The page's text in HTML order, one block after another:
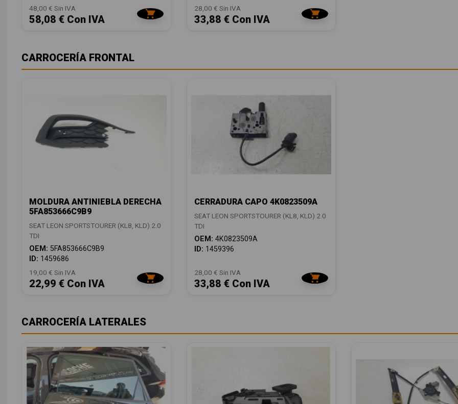
48,00 € Sin IVA
58,08 € Con IVA
28,00 € Sin IVA
33,88 € Con IVA
CARROCERÍA FRONTAL
MOLDURA ANTINIEBLA DERECHA
5FA853666C9B9
SEAT LEON SPORTSTOURER (KL8, KLD) 2.0
TDI
OEM: 5FA853666C9B9
ID: 1459686
19,00 € Sin IVA
22,99 € Con IVA
CERRADURA CAPO 4K0823509A
SEAT LEON SPORTSTOURER (KL8, KLD) 2.0
TDI
OEM: 4K0823509A
ID: 1459396
28,00 € Sin IVA
33,88 € Con IVA
CARROCERÍA LATERALES